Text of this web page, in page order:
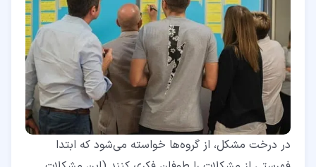
در درخت مشکل، از گروه‌ها خواسته می‌شود که ابتدا